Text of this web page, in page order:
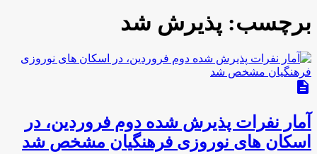
برچسب: پذیرش شد
description
آمار نفرات پذیرش شده دوم فروردین، در
اسکان های نوروزی فرهنگیان مشخص شد